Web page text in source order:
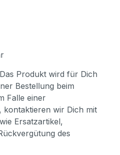
Produkt wird für Dich
Bestellung beim
Falle einer
kontaktieren wir Dich mit
Ersatzartikel,
des